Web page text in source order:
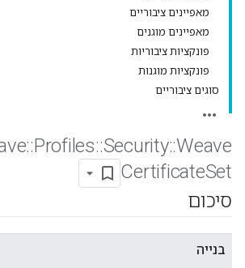
מאפיינים ציבוריים
מאפיינים מוגנים
פונקציות ציבוריות
פונקציות מוגנות
סוגים ציבוריים
::Profiles::Security::Weave
CertificateSet
סיכום
בנייה